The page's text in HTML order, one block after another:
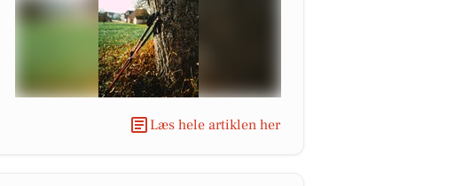
Læs hele artiklen her